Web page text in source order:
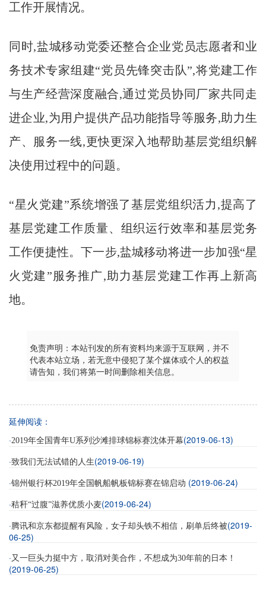
工作开展情况。
同时,盐城移动党委还整合企业党员志愿者和业
务技术专家组建“党员先锋突击队”,将党建工作
与生产经营深度融合,通过党员协同厂家共同走
进企业,为用户提供产品功能指导等服务,助力生
产、服务一线,更快更深入地帮助基层党组织解
决使用过程中的问题。
“星火党建”系统增强了基层党组织活力,提高了
基层党建工作质量、组织运行效率和基层党务
工作便捷性。下一步,盐城移动将进一步加强“星
火党建”服务推广,助力基层党建工作再上新高
地。
免责声明：本站刊发的所有资料均来源于互联网，并不
代表本站立场，若无意中侵犯了某个媒体或个人的权益
请告知，我们将第一时间删除相关信息。
延伸阅读：
·2019年全国青年U系列沙滩排球锦标赛沈体开幕(2019-06-13)
·致我们无法试错的人生(2019-06-19)
·锦州银行杯2019年全国帆船帆板锦标赛在锦启动 (2019-06-24)
·秸秆“过腹”滋养优质小麦(2019-06-24)
·腾讯和京东都提醒有风险，女子却头铁不相信，刷单后终被(2019-
06-25)
· 又一巨头力挺中方，取消对美合作，不想成为30年前的日本！
(2019-06-25)